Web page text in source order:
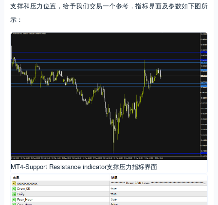
支撑和压力位置，给予我们交易一个参考，指标界面及参数如下图所
示：
MT4-Support Resistance indicator支撑压力指标界面